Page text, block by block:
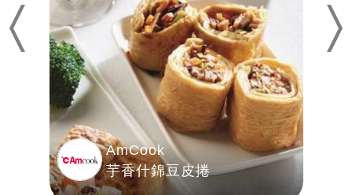
Previous
AmCook
芋香什錦豆皮捲
Next